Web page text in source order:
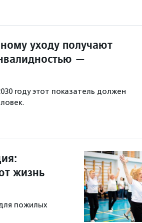
уходу получают
—
году этот показатель должен
жизнь
пожилых